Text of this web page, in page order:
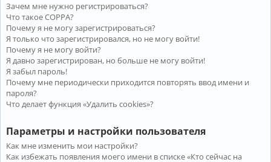
к
и
и
е
н
та
ц
и
я
Зачем мне нужно регистрироваться?
Что такое COPPA?
Почему я не могу зарегистрироваться?
Я только что зарегистрировался, но не могу войти!
Почему я не могу войти?
Я давно зарегистрирован, но больше не могу войти!
Я забыл пароль!
Почему мне периодически приходится повторять ввод имени и
пароля?
Что делает функция «Удалить cookies»?
Параметры и настройки пользователя
Как мне изменить мои настройки?
Как избежать появления моего имени в списке «Кто сейчас на